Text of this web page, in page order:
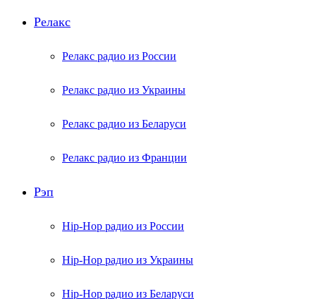
Релакс
Релакс радио из России
Релакс радио из Украины
Релакс радио из Беларуси
Релакс радио из Франции
Рэп
Hip-Hop радио из России
Hip-Hop радио из Украины
Hip-Hop радио из Беларуси